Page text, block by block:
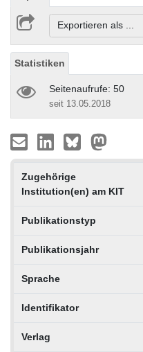
Exportieren als ...
Statistiken
Seitenaufrufe: 50
seit 13.05.2018
Zugehörige
Institution(en) am KIT
Publikationstyp
Publikationsjahr
Sprache
Identifikator
Verlag